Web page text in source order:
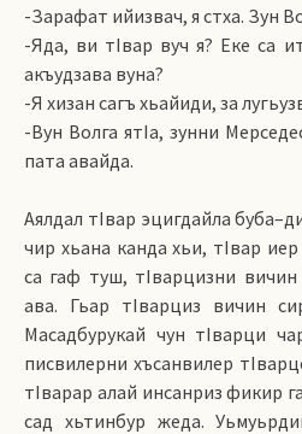
-Зарафат ийизвач, я стха. Зун
-Яда, ви тIвар вуч я? Еке са
акъудзава вуна?
-Я хизан сагъ хьайиди, за
-Вун Волга ятIа, зунни
пата авайда.
Аялдал тIвар эцигдайла
чир хьана канда хьи, тIвар
са гаф туш, тIварцизни
ава. Гьар тIварциз вичин
Масадбурукай чун тIварци
писвилерни хъсанвилер
тIварар алай инсанриз фикир
сад хьтинбур жеда.